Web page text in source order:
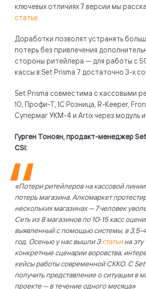
ключевых отличиях 7 версии мы
статье
Доработки позволят устранять
потерь без привлечения
стороны ритейлера — для работы с
кассы в Set Prisma 7 достаточно 3-х
Set Prisma совместима с кассовыми
10, Профи-Т, 1С:Розница, R-Keeper,
Супермаг УКМ-4 и Artix через модуль
Гурген Тоноян, продакт-менеджер
CSI:
«Потери ритейлеров на кассовой
потерь магазина. Алкомаркет
нескольких магазинах — 7 человек
Сеть из 8 магазинов по 10-15 касс
выявленный с помощью системы, в
год. Осенью у нас вышли 3статьина эту
конкретные сценарии воровства,
кейсы работы современной СККО. C
получить представление о ситуации в
проекте — в течение одного месяца»